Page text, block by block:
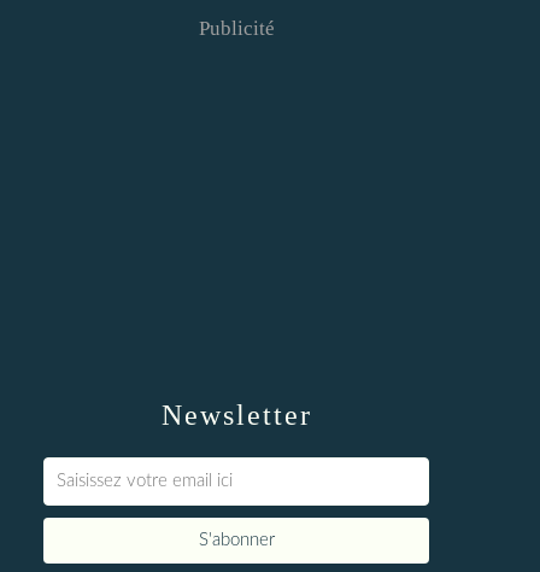
Newsletter
Publicité